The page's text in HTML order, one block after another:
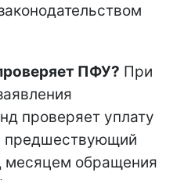
ПФУ? При
проверяет уплату
предшествующий
месяцем обращения